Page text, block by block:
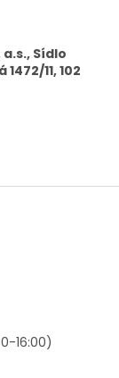
a.s., Sídlo
11, 102
16:00)